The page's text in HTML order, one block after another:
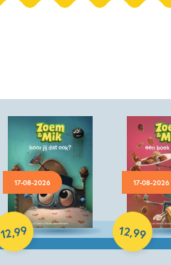
17-08-2026
12,99
Hardcover
17-08-2026
12,99
Hardcover